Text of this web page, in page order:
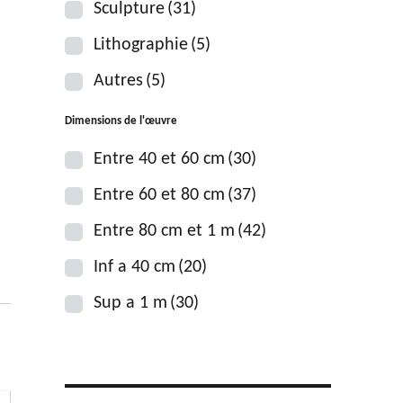
Sculpture (31)
Lithographie (5)
Autres (5)
Dimensions de l'œuvre
Entre 40 et 60 cm (30)
Entre 60 et 80 cm (37)
Entre 80 cm et 1 m (42)
Inf a 40 cm (20)
Sup a 1 m (30)